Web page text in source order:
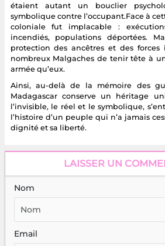
étaient autant un bouclier
symbolique contre l’occupant.Face à
coloniale fut implacable :
incendiés, populations déportées.
protection des ancêtres et des
nombreux Malgaches de tenir tête à
armée qu’eux.
Ainsi, au-delà de la mémoire des
Madagascar conserve un héritage
l’invisible, le réel et le symbolique,
l’histoire d’un peuple qui n’a jamais
dignité et sa liberté.
LAISSER UN
Nom
Email